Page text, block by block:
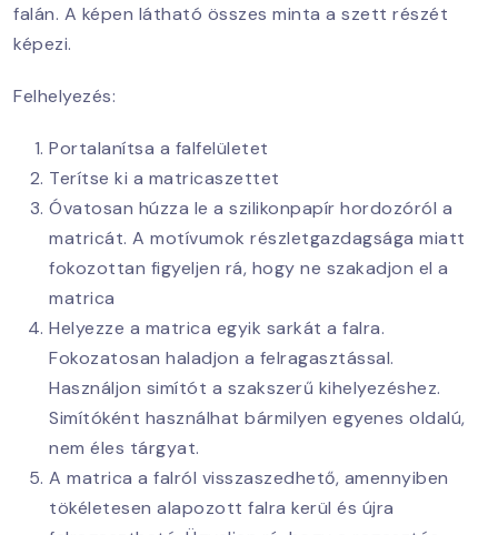
falán. A képen látható összes minta a szett részét
képezi.
Felhelyezés:
Portalanítsa a falfelületet
Terítse ki a matricaszettet
Óvatosan húzza le a szilikonpapír hordozóról a
matricát. A motívumok részletgazdagsága miatt
fokozottan figyeljen rá, hogy ne szakadjon el a
matrica
Helyezze a matrica egyik sarkát a falra.
Fokozatosan haladjon a felragasztással.
Használjon simítót a szakszerű kihelyezéshez.
Simítóként használhat bármilyen egyenes oldalú,
nem éles tárgyat.
A matrica a falról visszaszedhető, amennyiben
tökéletesen alapozott falra kerül és újra